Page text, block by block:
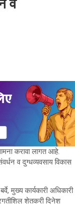
व
करावा लागत आहे.
व दुग्धव्यवसाय विकास
मुख्य कार्यकारी अधिकारी
शेतकरी दिनेश